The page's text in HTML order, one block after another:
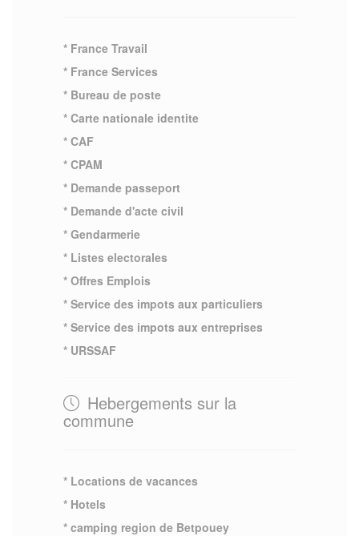
* France Travail
* France Services
* Bureau de poste
* Carte nationale identite
* CAF
* CPAM
* Demande passeport
* Demande d'acte civil
* Gendarmerie
* Listes electorales
* Offres Emplois
* Service des impots aux particuliers
* Service des impots aux entreprises
* URSSAF
Hebergements sur la
commune
* Locations de vacances
* Hotels
* camping region de Betpouey